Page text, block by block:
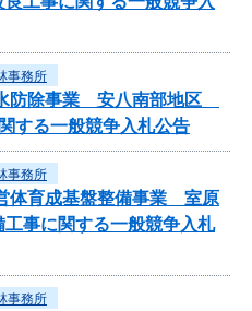
事務所
防除事業 安八南部地区
する一般競争入札公告
事務所
体育成基盤整備事業 室原
事に関する一般競争入札
事務所